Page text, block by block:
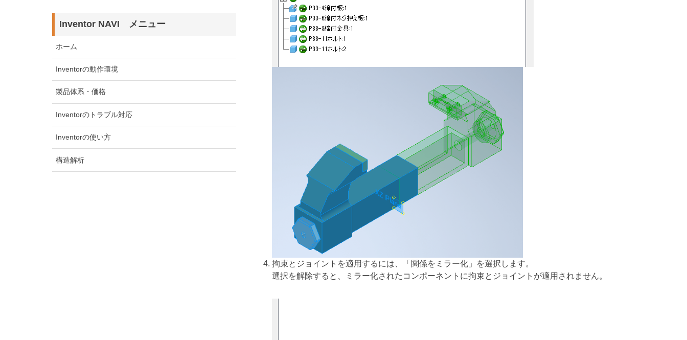
拘束とジョイントを適用するには、「関係をミラー化」を選択します。
選択を解除すると、ミラー化されたコンポーネントに拘束とジョイントが適用されません。
Inventor NAVI メニュー
ホーム
Inventorの動作環境
製品体系・価格
Inventorのトラブル対応
Inventorの使い方
構造解析